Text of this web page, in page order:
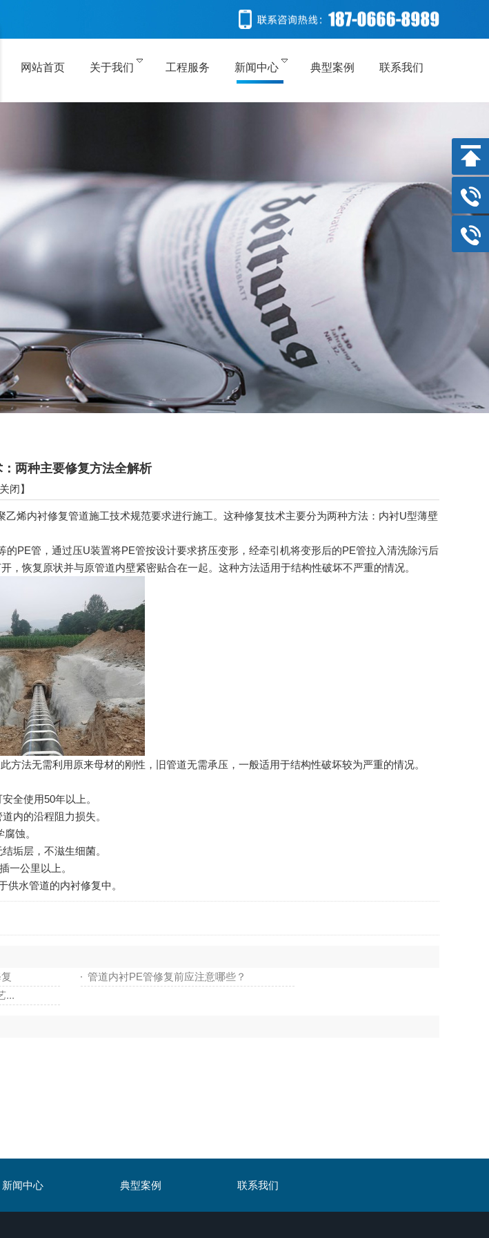
网站首页 关于我们 工程服务 新闻中心 典型案例 联系我们
两种主要修复方法全解析
关闭】
内衬修复管道施工技术规范要求进行施工。这种修复技术主要分为两种方法：内衬U型薄壁
PE管，通过压U装置将PE管按设计要求挤压变形，经牵引机将变形后的PE管拉入清洗除污后
恢复原状并与原管道内壁紧密贴合在一起。这种方法适用于结构性破坏不严重的情况。
无需利用原来母材的刚性，旧管道无需承压，一般适用于结构性破坏较为严重的情况。
全使用50年以上。
内的沿程阻力损失。
蚀。
垢层，不滋生细菌。
公里以上。
水管道的内衬修复中。
管道内衬PE管修复前应注意哪些？
...
新闻中心 典型案例 联系我们